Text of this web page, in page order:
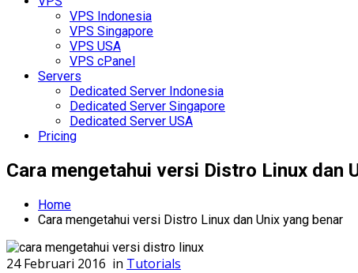
VPS Indonesia
VPS Singapore
VPS USA
VPS cPanel
Servers
Dedicated Server Indonesia
Dedicated Server Singapore
Dedicated Server USA
Pricing
Cara mengetahui versi Distro Linux dan
Home
Cara mengetahui versi Distro Linux dan Unix yang benar
24 Februari 2016 in Tutorials